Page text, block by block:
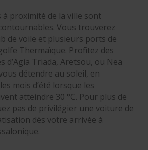
à proximité de la ville sont
Vous trouverez
de voile et plusieurs ports de
Thermaïque. Profitez des
d’Agia Triada, Aretsou, ou Nea
détendre au soleil, en
mois d’été lorsque les
atteindre 30 °C. Pour plus de
pas de privilégier une voiture de
dès votre arrivée à